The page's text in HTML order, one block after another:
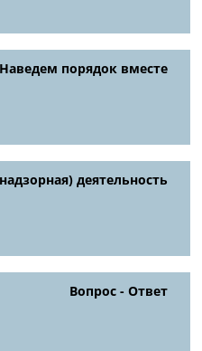
Наведем порядок вместе
деятельность
Вопрос - Ответ